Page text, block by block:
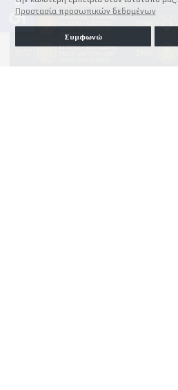
Προστασία προσωπικών δεδομένων
Συμφωνώ
accessible